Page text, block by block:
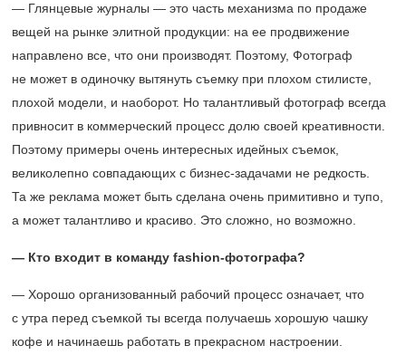
— Глянцевые журналы — это часть механизма по продаже
вещей на рынке элитной продукции: на ее продвижение
направлено все, что они производят. Поэтому, Фотограф
не может в одиночку вытянуть съемку при плохом стилисте,
плохой модели, и наоборот. Но талантливый фотограф всегда
привносит в коммерческий процесс долю своей креативности.
Поэтому примеры очень интересных идейных съемок,
великолепно совпадающих с бизнес-задачами не редкость.
Та же реклама может быть сделана очень примитивно и тупо,
а может талантливо и красиво. Это сложно, но возможно.
— Кто входит в команду fashion-фотографа?
— Хорошо организованный рабочий процесс означает, что
с утра перед съемкой ты всегда получаешь хорошую чашку
кофе и начинаешь работать в прекрасном настроении.